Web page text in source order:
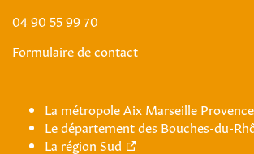
04 90 55 99 70
Formulaire de contact
La métropole Aix Marseille Provence
Le département des Bouches-du-
La région Sud